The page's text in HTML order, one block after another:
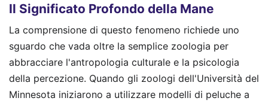
Il Significato Profondo della Mane
La comprensione di questo fenomeno richiede uno
sguardo che vada oltre la semplice zoologia per
abbracciare l'antropologia culturale e la psicologia
della percezione. Quando gli zoologi dell'Università del
Minnesota iniziarono a utilizzare modelli di peluche a